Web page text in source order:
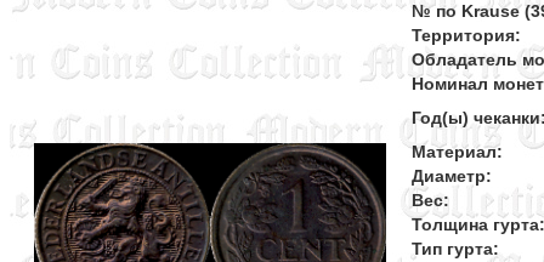
№ по Krause
Территория:
Обладатель
Номинал
Год(ы)
Материал:
Диаметр:
Вес:
Толщина гурта:
Тип гурта: